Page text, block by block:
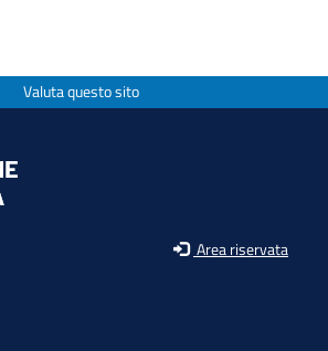
Valuta questo sito
Area riservata